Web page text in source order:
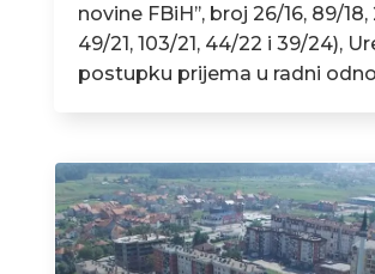
novine FBiH’’, broj 26/16, 89/
49/21, 103/21, 44/22 i 39/24),
postupku prijema u radni